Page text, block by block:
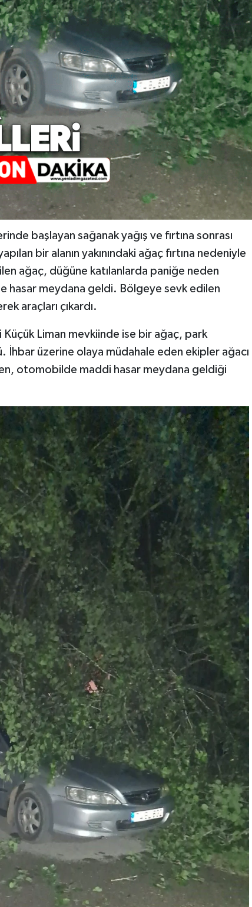
başlayan sağanak yağış ve fırtına sonrası
bir alanın yakınındaki ağaç fırtına nedeniyle
ağaç, düğüne katılanlarda paniğe neden
hasar meydana geldi. Bölgeye sevk edilen
araçları çıkardı.
Küçük Liman mevkiinde ise bir ağaç, park
üzerine olaya müdahale eden ekipler ağacı
otomobilde maddi hasar meydana geldiği